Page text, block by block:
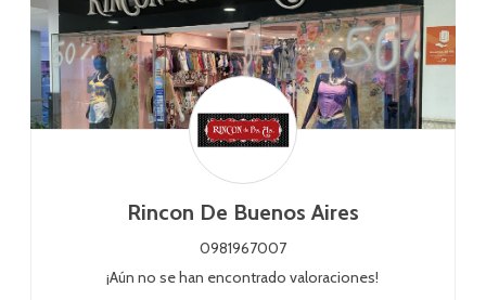
Rincon De Buenos Aires
0981967007
¡Aún no se han encontrado valoraciones!